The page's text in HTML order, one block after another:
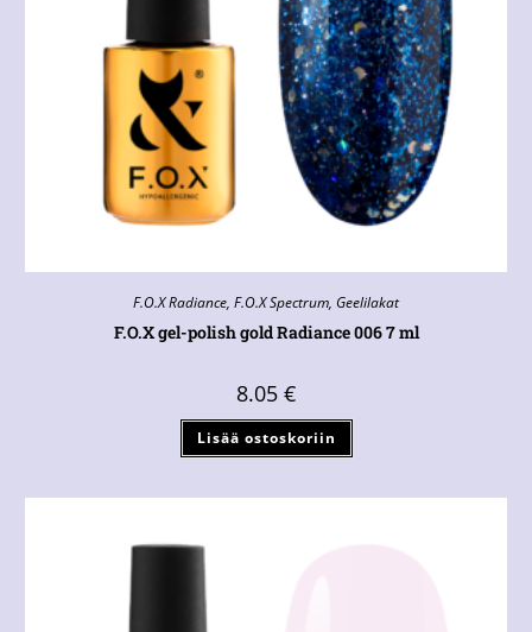
F.O.X Radiance, F.O.X Spectrum, Geelilakat
F.O.X gel-polish gold Radiance 006 7 ml
8.05 €
Lisää ostoskoriin